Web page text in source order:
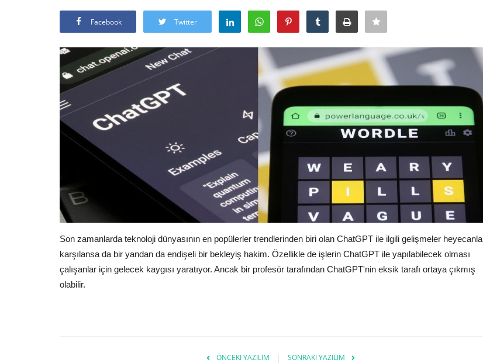
Facebook Twitter
Son zamanlarda teknoloji dünyasının en popülerler trendlerinden biri olan ChatGPT ile ilgili gelişmeler heyecanla
karşılansa da bir yandan da endişeli bir bekleyiş hakim. Özellikle de işlerin ChatGPT ile yapılabilecek olması
çalışanlar için gelecek kaygısı yaratıyor. Ancak bir profesör tarafından ChatGPT'nin eksik tarafı ortaya çıkmış
olabilir.
ÖNCEKI YAZILIM SONRAKI YAZILIM